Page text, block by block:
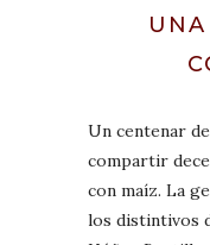
Un centenar
compartir
con maíz. La
los distintivos